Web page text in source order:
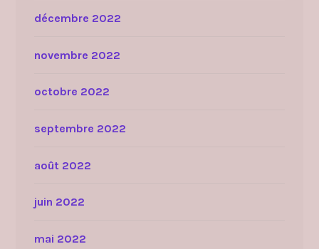
décembre 2022
novembre 2022
octobre 2022
septembre 2022
août 2022
juin 2022
mai 2022